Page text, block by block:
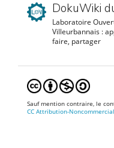
DokuWiki
Laboratoire
Villeurbannais :
faire, partager
Sauf mention contraire, le
CC Attribution-